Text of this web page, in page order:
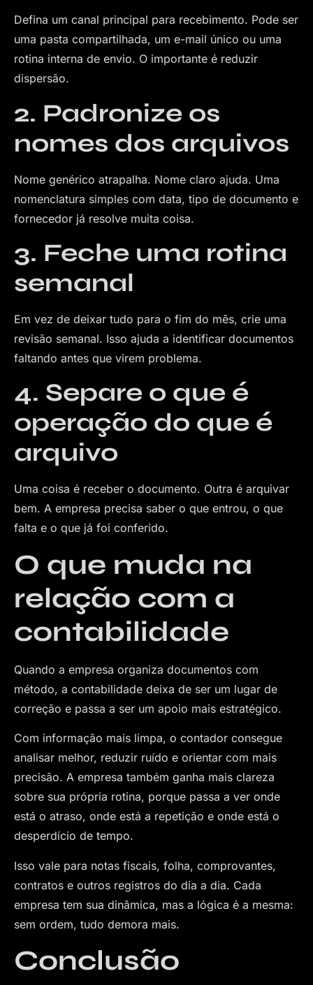
Defina um canal principal para recebimento. Pode ser
uma pasta compartilhada, um e-mail único ou uma
rotina interna de envio. O importante é reduzir
dispersão.
2. Padronize os
nomes dos arquivos
Nome genérico atrapalha. Nome claro ajuda. Uma
nomenclatura simples com data, tipo de documento e
fornecedor já resolve muita coisa.
3. Feche uma rotina
semanal
Em vez de deixar tudo para o fim do mês, crie uma
revisão semanal. Isso ajuda a identificar documentos
faltando antes que virem problema.
4. Separe o que é
operação do que é
arquivo
Uma coisa é receber o documento. Outra é arquivar
bem. A empresa precisa saber o que entrou, o que
falta e o que já foi conferido.
O que muda na
relação com a
contabilidade
Quando a empresa organiza documentos com
método, a contabilidade deixa de ser um lugar de
correção e passa a ser um apoio mais estratégico.
Com informação mais limpa, o contador consegue
analisar melhor, reduzir ruído e orientar com mais
precisão. A empresa também ganha mais clareza
sobre sua própria rotina, porque passa a ver onde
está o atraso, onde está a repetição e onde está o
desperdício de tempo.
Isso vale para notas fiscais, folha, comprovantes,
contratos e outros registros do dia a dia. Cada
empresa tem sua dinâmica, mas a lógica é a mesma:
sem ordem, tudo demora mais.
Conclusão